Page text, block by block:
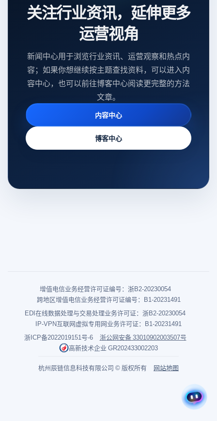
关注行业资讯，延伸更多
运营视角
新闻中心用于浏览行业资讯、运营观察和热点内
容；如果你想继续按主题查找资料，可以进入内
容中心，也可以前往博客中心阅读更完整的方法
文章。
内容中心
博客中心
增值电信业务经营许可证编号：浙B2-20230054
跨地区增值电信业务经营许可证编号：B1-20231491
EDI在线数据处理与交易处理业务许可证：浙B2-20230054
IP-VPN互联网虚拟专用网业务许可证：B1-20231491
浙ICP备2022019151号-6
浙公网安备 33010902003507号
高新技术企业 GR202433002203
杭州辰链信息科技有限公司 © 版权所有 网站地图